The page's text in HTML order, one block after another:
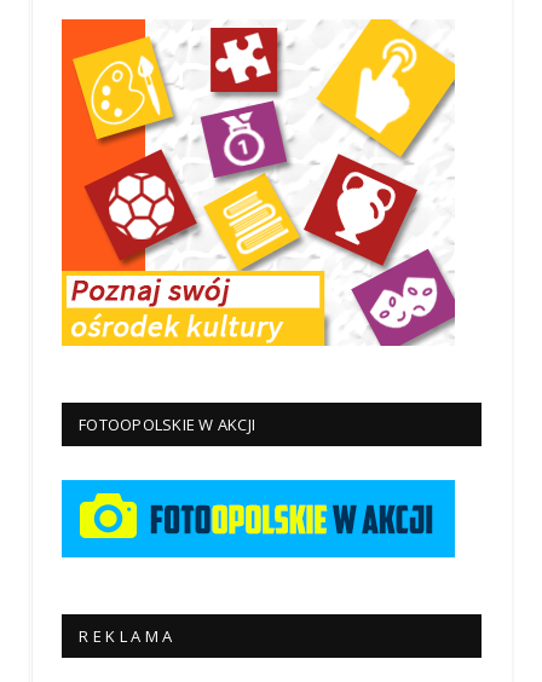
FOTOOPOLSKIE W AKCJI
R E K L A M A